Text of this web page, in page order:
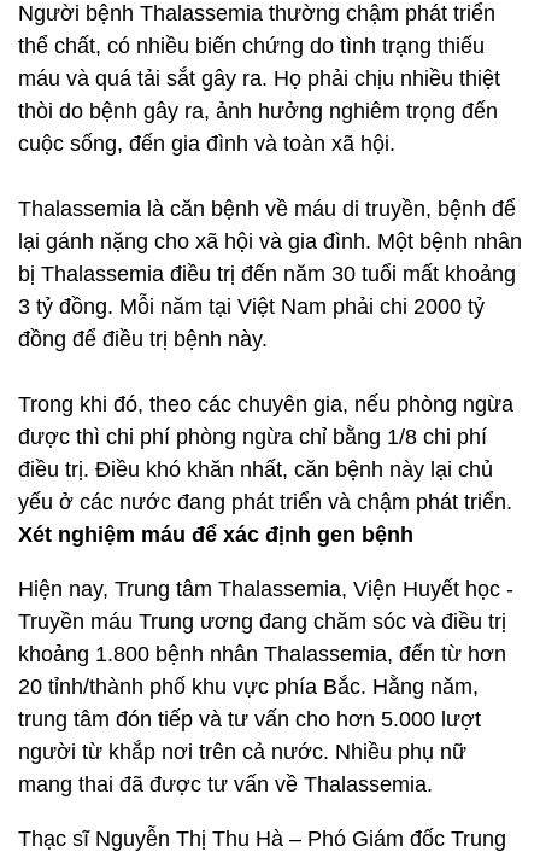
Người bệnh Thalassemia thường chậm phát triển
thể chất, có nhiều biến chứng do tình trạng thiếu
máu và quá tải sắt gây ra. Họ phải chịu nhiều thiệt
thòi do bệnh gây ra, ảnh hưởng nghiêm trọng đến
cuộc sống, đến gia đình và toàn xã hội.
Thalassemia là căn bệnh về máu di truyền, bệnh để
lại gánh nặng cho xã hội và gia đình. Một bệnh nhân
bị Thalassemia điều trị đến năm 30 tuổi mất khoảng
3 tỷ đồng. Mỗi năm tại Việt Nam phải chi 2000 tỷ
đồng để điều trị bệnh này.
Trong khi đó, theo các chuyên gia, nếu phòng ngừa
được thì chi phí phòng ngừa chỉ bằng 1/8 chi phí
điều trị. Điều khó khăn nhất, căn bệnh này lại chủ
yếu ở các nước đang phát triển và chậm phát triển.
Xét nghiệm máu để xác định gen bệnh
Hiện nay, Trung tâm Thalassemia, Viện Huyết học -
Truyền máu Trung ương đang chăm sóc và điều trị
khoảng 1.800 bệnh nhân Thalassemia, đến từ hơn
20 tỉnh/thành phố khu vực phía Bắc. Hằng năm,
trung tâm đón tiếp và tư vấn cho hơn 5.000 lượt
người từ khắp nơi trên cả nước. Nhiều phụ nữ
mang thai đã được tư vấn về Thalassemia.
Thạc sĩ Nguyễn Thị Thu Hà – Phó Giám đốc Trung